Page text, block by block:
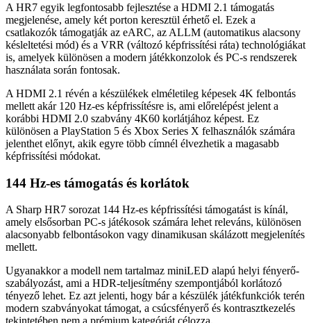
A HR7 egyik legfontosabb fejlesztése a HDMI 2.1 támogatás
megjelenése, amely két porton keresztül érhető el. Ezek a
csatlakozók támogatják az eARC, az ALLM (automatikus alacsony
késleltetési mód) és a VRR (változó képfrissítési ráta) technológiákat
is, amelyek különösen a modern játékkonzolok és PC-s rendszerek
használata során fontosak.
A HDMI 2.1 révén a készülékek elméletileg képesek 4K felbontás
mellett akár 120 Hz-es képfrissítésre is, ami előrelépést jelent a
korábbi HDMI 2.0 szabvány 4K60 korlátjához képest. Ez
különösen a PlayStation 5 és Xbox Series X felhasználók számára
jelenthet előnyt, akik egyre több címnél élvezhetik a magasabb
képfrissítési módokat.
144 Hz-es támogatás és korlátok
A Sharp HR7 sorozat 144 Hz-es képfrissítési támogatást is kínál,
amely elsősorban PC-s játékosok számára lehet releváns, különösen
alacsonyabb felbontásokon vagy dinamikusan skálázott megjelenítés
mellett.
Ugyanakkor a modell nem tartalmaz miniLED alapú helyi fényerő-
szabályozást, ami a HDR-teljesítmény szempontjából korlátozó
tényező lehet. Ez azt jelenti, hogy bár a készülék játékfunkciók terén
modern szabványokat támogat, a csúcsfényerő és kontrasztkezelés